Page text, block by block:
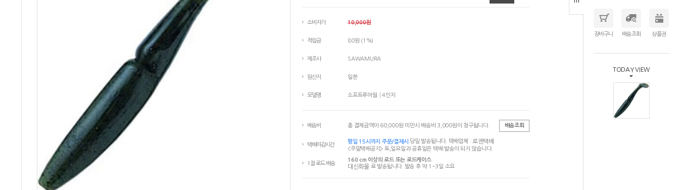
장바구니 배송조회 상품권
TODAY VIEW
소비자가 10,000원
적립금 80원 (1%)
제조사 SAWAMURA
원산지 일본
모델명 소프트루어웜│4인치
배송비 총 결제금액이 60,000원 미만시 배송비 3,000원이 청구됩니다. 배송조회
택배마감시간
평일 15시까지 주문/결제시 당일 발송됩니다. 택배업체 : 로젠택배
<주말택배공지> 토,일요일과 공휴일은 택배 발송이 되지 않습니다.
1절 로드 배송
160 cm 이상의 로드 또는 로드케이스
대신화물 로 발송됩니다. 발송 후 약 1~3일 소요